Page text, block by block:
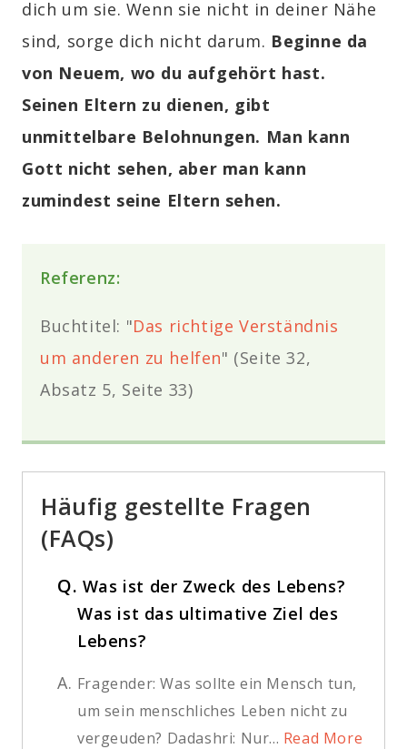
dich um sie. Wenn sie nicht in deiner Nähe
sind, sorge dich nicht darum. Beginne da
von Neuem, wo du aufgehört hast.
Seinen Eltern zu dienen, gibt
unmittelbare Belohnungen. Man kann
Gott nicht sehen, aber man kann
zumindest seine Eltern sehen.
Referenz:
Buchtitel: "Das richtige Verständnis
um anderen zu helfen" (Seite 32,
Absatz 5, Seite 33)
Häufig gestellte Fragen
(FAQs)
Q. Was ist der Zweck des Lebens?
Was ist das ultimative Ziel des
Lebens?
A. Fragender: Was sollte ein Mensch tun,
um sein menschliches Leben nicht zu
vergeuden? Dadashri: Nur... Read More